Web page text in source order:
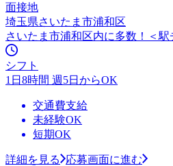
面接地
埼玉県さいたま市浦和区
さいたま市浦和区内に多数！＜駅
シフト
1日8時間 週5日からOK
交通費支給
未経験OK
短期OK
詳細を見る
応募画面に進む